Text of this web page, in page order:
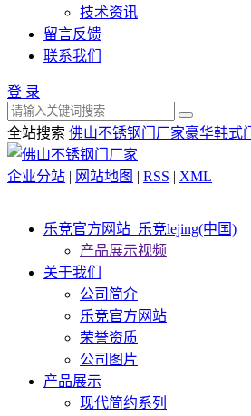
技术资讯
留言反馈
联系我们
登 录
全站搜索 佛山不锈钢门厂家豪华韩式门
企业分站 | 网站地图 | RSS | XML
乐竞官方网站_乐竞lejing(中国)
产品展示视频
关于我们
公司简介
乐竞官方网站
荣誉资质
公司图片
产品展示
现代简约系列